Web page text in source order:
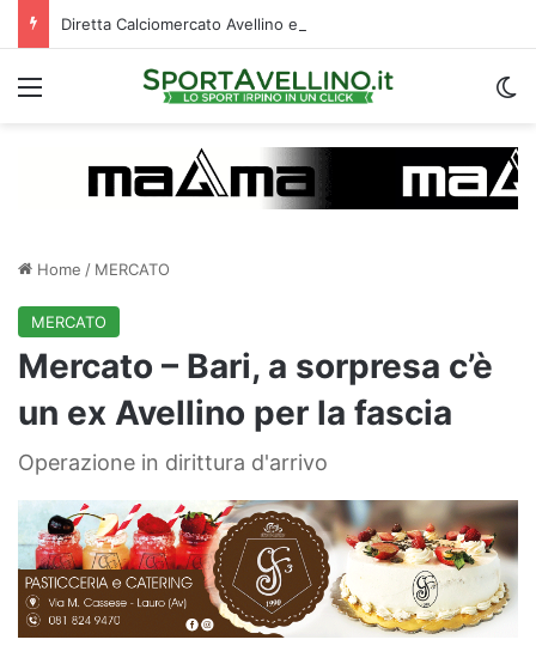
Menu
Home / MERCATO
MERCATO
Mercato – Bari, a sorpresa c’è
un ex Avellino per la fascia
Operazione in dirittura d'arrivo